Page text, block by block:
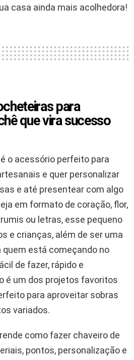
casa ainda mais acolhedora!
para
que vira sucesso
o acessório perfeito para
e quer personalizar
e até presentear com algo
em formato de coração, flor,
ou letras, esse pequeno
e crianças, além de ser uma
quem está começando no
de fazer, rápido e
é um dos projetos favoritos
para aproveitar sobras
variados.
como fazer chaveiro de
pontos, personalização e